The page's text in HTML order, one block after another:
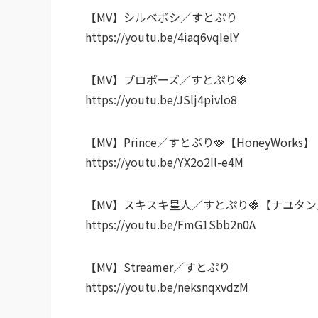
【MV】シルベボシ／すとぷり
https://youtu.be/4iaq6vqIelY
【MV】プロポーズ／すとぷり🍓
https://youtu.be/JSlj4pivlo8
【MV】Prince／すとぷり🍓【HoneyWorks】
https://youtu.be/YX2o2Il-e4M
【MV】スキスキ星人／すとぷり🍓【ナユタ
https://youtu.be/FmG1Sbb2n0A
【MV】Streamer／すとぷり
https://youtu.be/neksnqxvdzM